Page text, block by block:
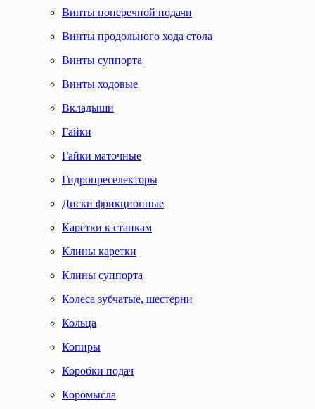
Винты поперечной подачи
Винты продольного хода стола
Винты суппорта
Винты ходовые
Вкладыши
Гайки
Гайки маточные
Гидропреселекторы
Диски фрикционные
Каретки к станкам
Клины каретки
Клины суппорта
Колеса зубчатые, шестерни
Кольца
Копиры
Коробки подач
Коромысла